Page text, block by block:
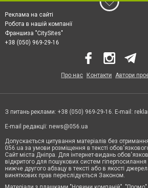
Реклама на сайті
Робота в нашій компанії
Франшиза "CitySites"
+38 (050) 969-29-16
Про нас Контакти Автори
З питань реклами: +38 (050) 969-29-16. E-mail:
E-mail редакції: news@056.ua
Допускається цитування матеріалів без
056.ua за умови розміщення в тексті
Сайт міста Дніпра. Для інтернет-видань
відкритого для пошукових систем гіперпосилання
нижче другого абзацу в тексті або в якості
виняткових прав переслідується Законом.